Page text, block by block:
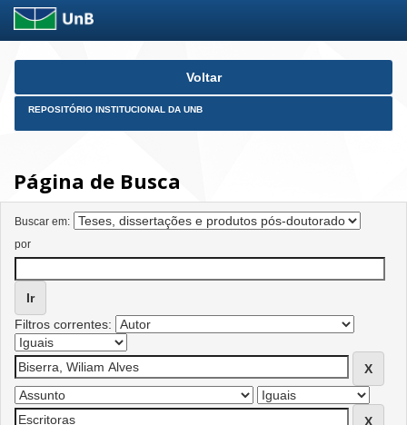
Skip
Voltar
REPOSITÓRIO INSTITUCIONAL DA UNB
Página de Busca
Buscar em:
por
Filtros correntes: